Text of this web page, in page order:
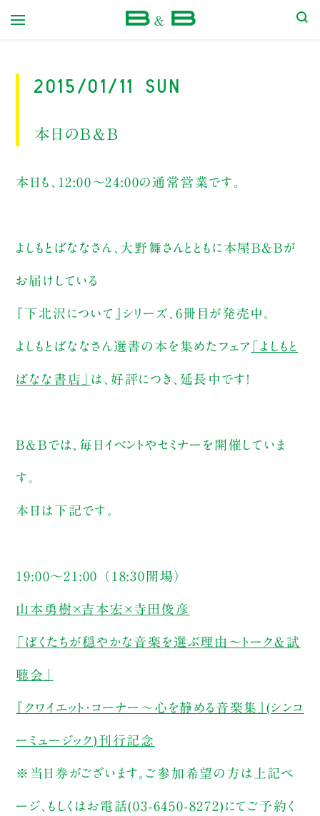
2015/01/11 Sun
本日のB&B
本日も、12:00〜24:00の通常営業です。
よしもとばななさん、大野舞さんとともに本屋B&Bが
お届けしている
『下北沢について』シリーズ、6冊目が発売中。
よしもとばななさん選書の本を集めたフェア 「よしもと
ばなな書店」 は、好評につき、延長中です！
B&Bでは、毎日イベントやセミナーを開催していま
す。
本日は下記です。
19:00～21:00 （18:30開場）
山本勇樹×吉本宏×寺田俊彦
「ぼくたちが穏やかな音楽を選ぶ理由～トーク＆試
聴会」
『クワイエット・コーナー～心を静める音楽集』(シンコ
ーミュージック)刊行記念
※当日券がございます。ご参加希望の方は上記ペ
ージ、もしくはお電話(03-6450-8272)にてご予約く